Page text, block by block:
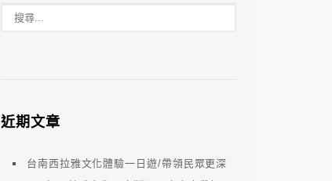
近期文章
台南西拉雅文化體驗一日遊/帶領民眾更深